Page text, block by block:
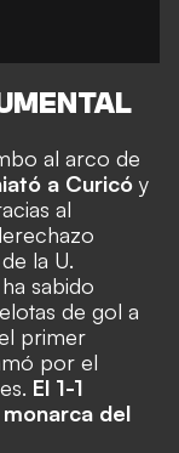
al arco de
a Curicó y
al
la U.
sabido
de gol a
primer
por el
El 1-1
del